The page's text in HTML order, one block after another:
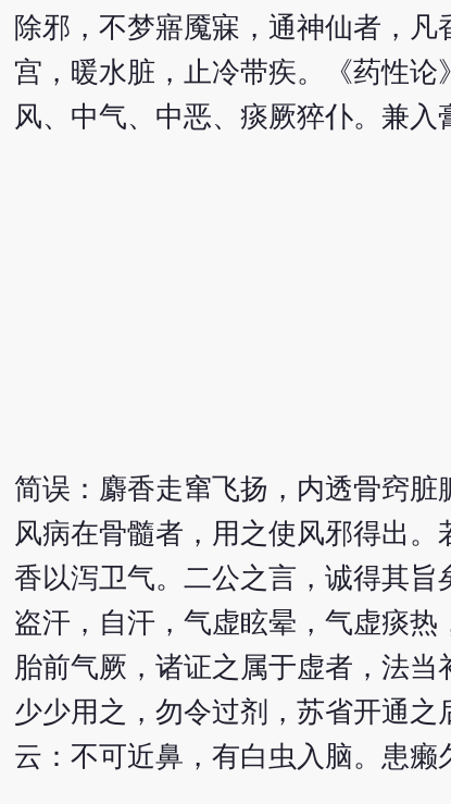
除邪，不梦寤魇寐，通神仙者，
宫，暖水脏，止冷带疾。《药性
风、中气、中恶、痰厥猝仆。兼入
简误：麝香走窜飞扬，内透骨窍
风病在骨髓者，用之使风邪得出
香以泻卫气。二公之言，诚得其旨
盗汗，自汗，气虚眩晕，气虚痰热
胎前气厥，诸证之属于虚者，法
少少用之，勿令过剂，苏省开通
云：不可近鼻，有白虫入脑。患癞